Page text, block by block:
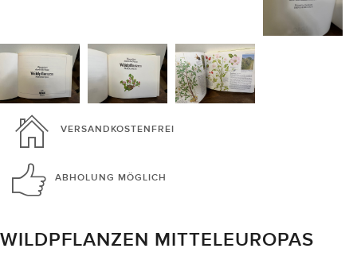
VERSANDKOSTENFREI
ABHOLUNG MÖGLICH
WILDPFLANZEN MITTELEUROPAS